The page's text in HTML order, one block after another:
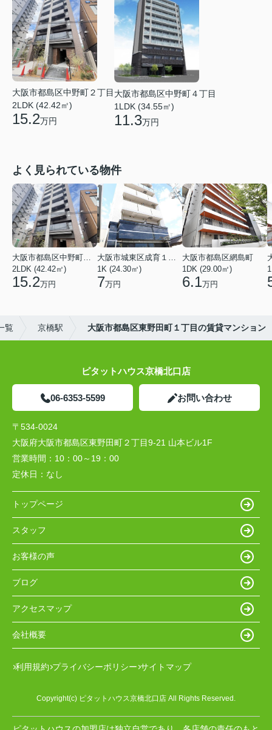
大阪市都島区中野町２丁目
2LDK (42.42㎡)
15.2万円
大阪市都島区中野町４丁目
1LDK (34.55㎡)
11.3万円
よく見られている物件
2LDK (42.42㎡)
15.2万円
1K (24.30㎡)
7万円
大阪市都島区網島町
1DK (29.00㎡)
6.1万円
覧 京橋駅 大阪市都島区東野田町１丁目の賃貸マンション
ピタットハウス京橋北口店
06-6353-5599 お問い合わせ
〒534-0024
大阪府大阪市都島区東野田町２丁目9-21 山本ビル1F
営業時間： 10：00～19：00
定休日： なし
トップページ
スタッフ
お客様の声
ブログ
アクセスマップ
会社概要
利用規約 プライバシーポリシー サイトマップ
Copyright(c) ピタットハウス京橋北口店 All Rights Reserved.